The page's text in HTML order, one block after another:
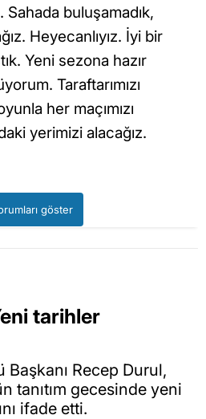
buluşamadık,
Heyecanlıyız. İyi bir
Yeni sezona hazır
Taraftarımızı
her maçımızı
yerimizi alacağız.
göster
tarihler
Recep Durul,
tanıtım gecesinde yeni
ifade etti.